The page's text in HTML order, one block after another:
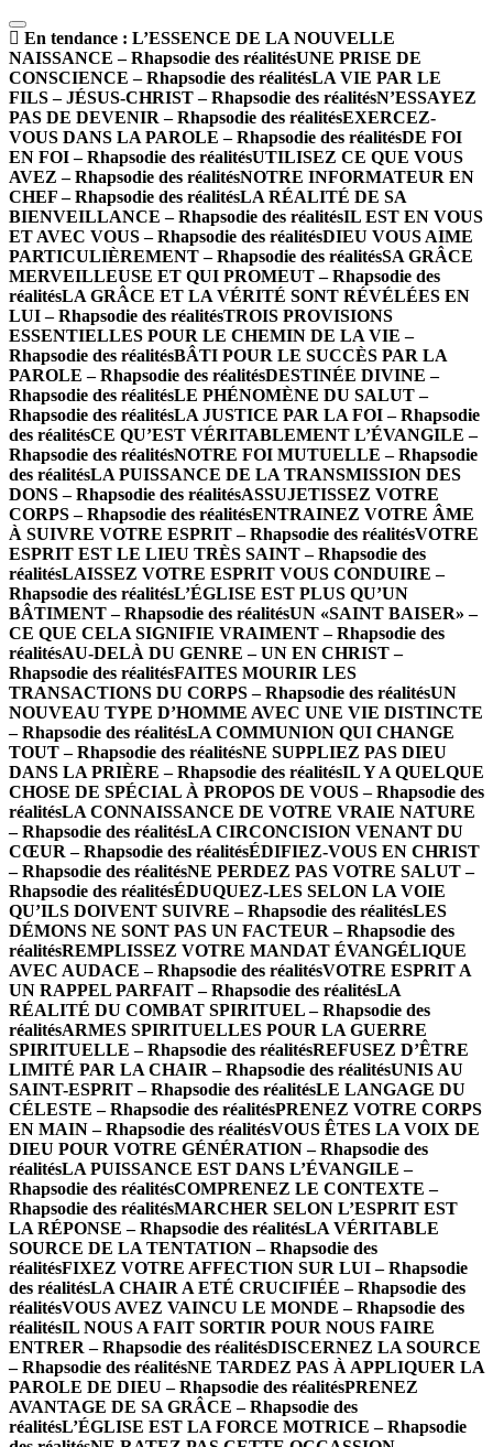
En tendance : L’ESSENCE DE LA NOUVELLE
NAISSANCE – Rhapsodie des réalitésUNE PRISE DE
CONSCIENCE – Rhapsodie des réalitésLA VIE PAR LE
FILS – JÉSUS-CHRIST – Rhapsodie des réalitésN’ESSAYEZ
PAS DE DEVENIR – Rhapsodie des réalitésEXERCEZ-
VOUS DANS LA PAROLE – Rhapsodie des réalitésDE FOI
EN FOI – Rhapsodie des réalitésUTILISEZ CE QUE VOUS
AVEZ – Rhapsodie des réalitésNOTRE INFORMATEUR EN
CHEF – Rhapsodie des réalitésLA RÉALITÉ DE SA
BIENVEILLANCE – Rhapsodie des réalitésIL EST EN VOUS
ET AVEC VOUS – Rhapsodie des réalitésDIEU VOUS AIME
PARTICULIÈREMENT – Rhapsodie des réalitésSA GRÂCE
MERVEILLEUSE ET QUI PROMEUT – Rhapsodie des
réalitésLA GRÂCE ET LA VÉRITÉ SONT RÉVÉLÉES EN
LUI – Rhapsodie des réalitésTROIS PROVISIONS
ESSENTIELLES POUR LE CHEMIN DE LA VIE –
Rhapsodie des réalitésBÂTI POUR LE SUCCÈS PAR LA
PAROLE – Rhapsodie des réalitésDESTINÉE DIVINE –
Rhapsodie des réalitésLE PHÉNOMÈNE DU SALUT –
Rhapsodie des réalitésLA JUSTICE PAR LA FOI – Rhapsodie
des réalitésCE QU’EST VÉRITABLEMENT L’ÉVANGILE –
Rhapsodie des réalitésNOTRE FOI MUTUELLE – Rhapsodie
des réalitésLA PUISSANCE DE LA TRANSMISSION DES
DONS – Rhapsodie des réalitésASSUJETISSEZ VOTRE
CORPS – Rhapsodie des réalitésENTRAINEZ VOTRE ÂME
À SUIVRE VOTRE ESPRIT – Rhapsodie des réalitésVOTRE
ESPRIT EST LE LIEU TRÈS SAINT – Rhapsodie des
réalitésLAISSEZ VOTRE ESPRIT VOUS CONDUIRE –
Rhapsodie des réalitésL’ÉGLISE EST PLUS QU’UN
BÂTIMENT – Rhapsodie des réalitésUN «SAINT BAISER» –
CE QUE CELA SIGNIFIE VRAIMENT – Rhapsodie des
réalitésAU-DELÀ DU GENRE – UN EN CHRIST –
Rhapsodie des réalitésFAITES MOURIR LES
TRANSACTIONS DU CORPS – Rhapsodie des réalitésUN
NOUVEAU TYPE D’HOMME AVEC UNE VIE DISTINCTE
– Rhapsodie des réalitésLA COMMUNION QUI CHANGE
TOUT – Rhapsodie des réalitésNE SUPPLIEZ PAS DIEU
DANS LA PRIÈRE – Rhapsodie des réalitésIL Y A QUELQUE
CHOSE DE SPÉCIAL À PROPOS DE VOUS – Rhapsodie des
réalitésLA CONNAISSANCE DE VOTRE VRAIE NATURE
– Rhapsodie des réalitésLA CIRCONCISION VENANT DU
CŒUR – Rhapsodie des réalitésÉDIFIEZ-VOUS EN CHRIST
– Rhapsodie des réalitésNE PERDEZ PAS VOTRE SALUT –
Rhapsodie des réalitésÉDUQUEZ-LES SELON LA VOIE
QU’ILS DOIVENT SUIVRE – Rhapsodie des réalitésLES
DÉMONS NE SONT PAS UN FACTEUR – Rhapsodie des
réalitésREMPLISSEZ VOTRE MANDAT ÉVANGÉLIQUE
AVEC AUDACE – Rhapsodie des réalitésVOTRE ESPRIT A
UN RAPPEL PARFAIT – Rhapsodie des réalitésLA
RÉALITÉ DU COMBAT SPIRITUEL – Rhapsodie des
réalitésARMES SPIRITUELLES POUR LA GUERRE
SPIRITUELLE – Rhapsodie des réalitésREFUSEZ D’ÊTRE
LIMITÉ PAR LA CHAIR – Rhapsodie des réalitésUNIS AU
SAINT-ESPRIT – Rhapsodie des réalitésLE LANGAGE DU
CÉLESTE – Rhapsodie des réalitésPRENEZ VOTRE CORPS
EN MAIN – Rhapsodie des réalitésVOUS ÊTES LA VOIX DE
DIEU POUR VOTRE GÉNÉRATION – Rhapsodie des
réalitésLA PUISSANCE EST DANS L’ÉVANGILE –
Rhapsodie des réalitésCOMPRENEZ LE CONTEXTE –
Rhapsodie des réalitésMARCHER SELON L’ESPRIT EST
LA RÉPONSE – Rhapsodie des réalitésLA VÉRITABLE
SOURCE DE LA TENTATION – Rhapsodie des
réalitésFIXEZ VOTRE AFFECTION SUR LUI – Rhapsodie
des réalitésLA CHAIR A ETÉ CRUCIFIÉE – Rhapsodie des
réalitésVOUS AVEZ VAINCU LE MONDE – Rhapsodie des
réalitésIL NOUS A FAIT SORTIR POUR NOUS FAIRE
ENTRER – Rhapsodie des réalitésDISCERNEZ LA SOURCE
– Rhapsodie des réalitésNE TARDEZ PAS À APPLIQUER LA
PAROLE DE DIEU – Rhapsodie des réalitésPRENEZ
AVANTAGE DE SA GRÂCE – Rhapsodie des
réalitésL’ÉGLISE EST LA FORCE MOTRICE – Rhapsodie